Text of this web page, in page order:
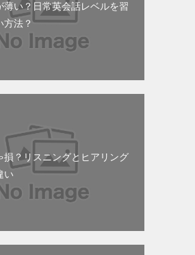
薄い？日常英会話レベルを習
方法？
損？リスニングとヒアリング
い